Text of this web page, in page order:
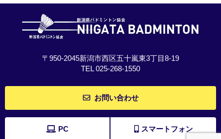
〒950-2045新潟市西区五十嵐東3丁目8-19
TEL 025-268-1550
お問い合わせ
PC スマートフォン